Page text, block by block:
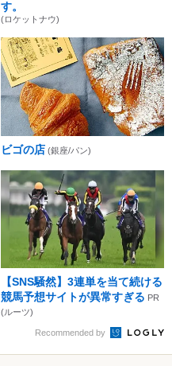
す。
(ロケットナウ)
ビゴの店 (銀座/パン)
【SNS騒然】3連単を当て続ける
競馬予想サイトが異常すぎる PR
(ルーツ)
Recommended by